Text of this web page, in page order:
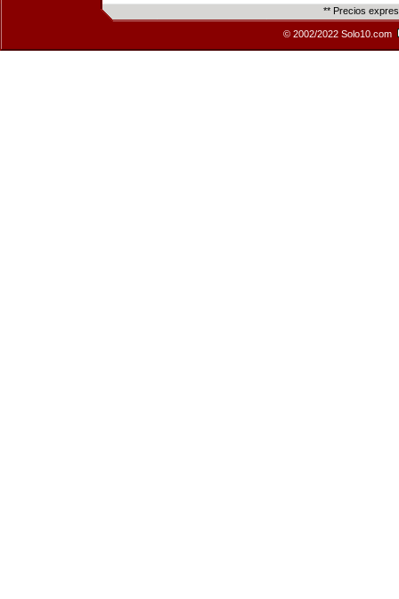
** Precios
© 2002/2022 Solo10.com